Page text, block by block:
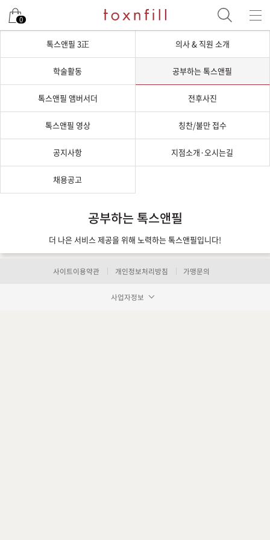
0
톡스앤필 3正 의사 & 직원 소개
학술활동 공부하는 톡스앤필
톡스앤필 앰버서더 전후사진
톡스앤필 영상 칭찬/불만 접수
공지사항 지점소개·오시는길
채용공고
공부하는 톡스앤필
더 나은 서비스 제공을 위해 노력하는 톡스앤필입니다!
사이트이용약관 개인정보처리방침 가맹문의
사업자정보